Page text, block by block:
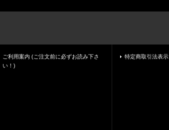
ご利用案内 (ご注文前に必ずお読み下さ
い！)
特定商取引法表示